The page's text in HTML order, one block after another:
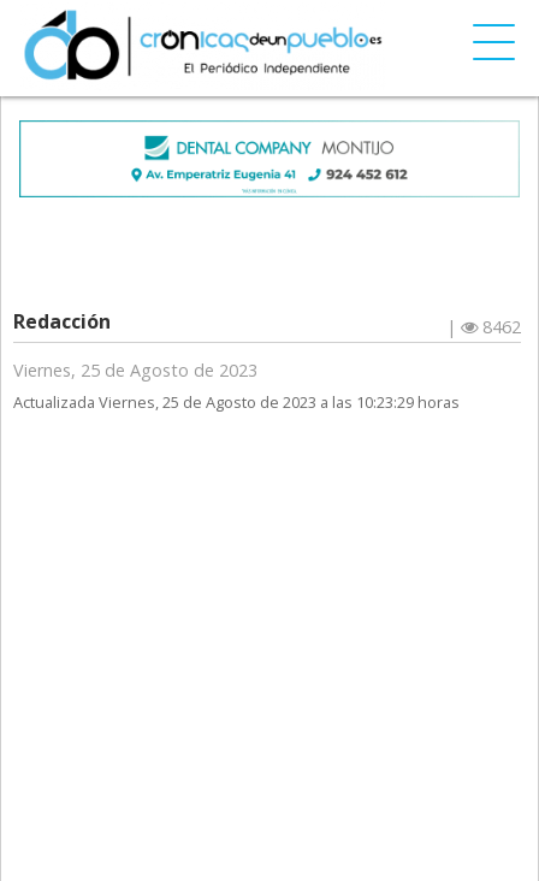
Redacción |
8462
Viernes, 25 de Agosto de 2023
Actualizada Viernes, 25 de Agosto de 2023 a las 10:23:29 horas